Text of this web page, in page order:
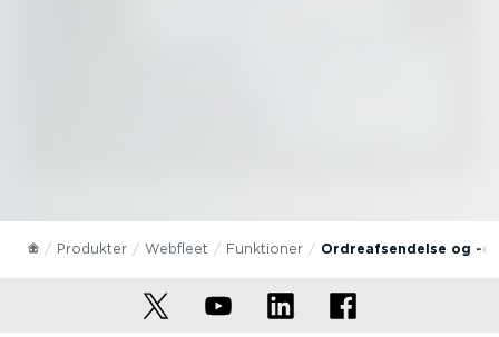
Produkter Webfleet Funktioner Ordre­af­sen­delse og -